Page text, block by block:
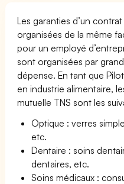
Les garanties d’un
organisées de la même
pour un employé
sont organisées par
dépense. En tant que
en industrie alimentaire,
mutuelle TNS sont les
Optique : verres
etc.
Dentaire : soins
dentaires, etc.
Soins médicaux :